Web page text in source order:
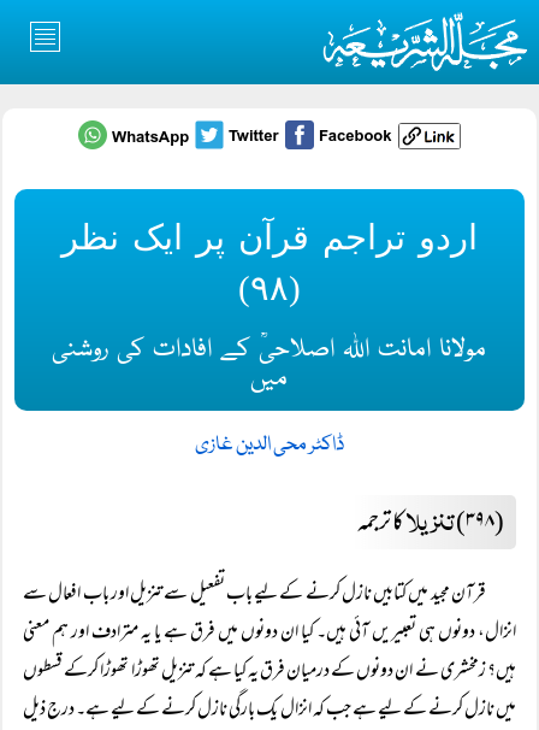
اردو تراجم قرآن پر ایک نظر
(۹۸)
مولانا امانت اللہ اصلاحیؒ کے افادات کی روشنی
میں
ڈاکٹر محی الدین غازی
(۳۹۸) تنزیلاکا ترجمہ
قرآن مجید میں کتابیں نازل کرنے کے لیے باب تفعیل سے تنزیل اور باب افعال سے
انزال، دونوں ہی تعبیریں آئی ہیں۔ کیا ان دونوں میں فرق ہے یا یہ مترادف اور ہم معنی
ہیں؟ زمخشری نے ان دونوں کے درمیان فرق یہ کیا ہے کہ تنزیل تھوڑا تھوڑا کرکے قسطوں
میں نازل کرنے کے لیے ہے جب کہ انزال یک بارگی نازل کرنے کے لیے ہے۔ درج ذیل